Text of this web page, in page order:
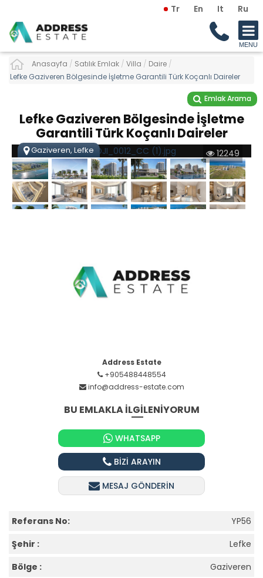
Tr En It Ru
Anasayfa / Satılık Emlak / Villa / Daire /
Lefke Gaziveren Bölgesinde İşletme Garantili Türk Koçanlı Daireler
Emlak Arama
Lefke Gaziveren Bölgesinde İşletme
Garantili Türk Koçanlı Daireler
12249
Gaziveren, Lefke
Address Estate
+905488448554
info@address-estate.com
BU EMLAKLA İLGİLENİYORUM
WHATSAPP
BİZİ ARAYIN
MESAJ GÖNDERİN
Referans No:
YP56
Şehir :
Lefke
Bölge :
Gaziveren